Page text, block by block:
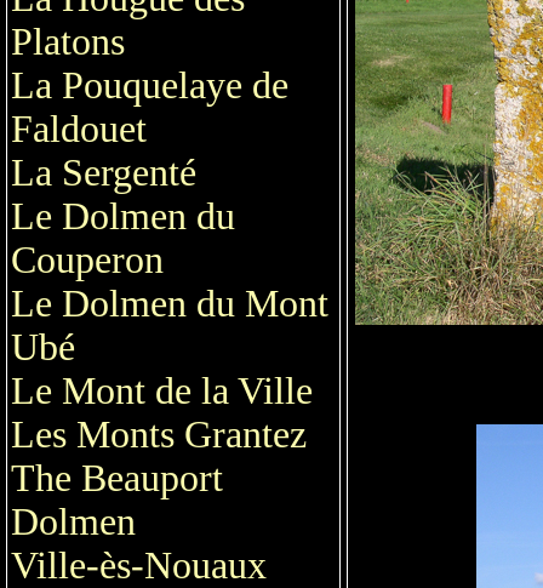
Platons
La Pouquelaye de
Faldouet
La Sergenté
Le Dolmen du
Couperon
Le Dolmen du Mont
Ubé
Le Mont de la Ville
Les Monts Grantez
The Beauport
Dolmen
Ville-ès-Nouaux